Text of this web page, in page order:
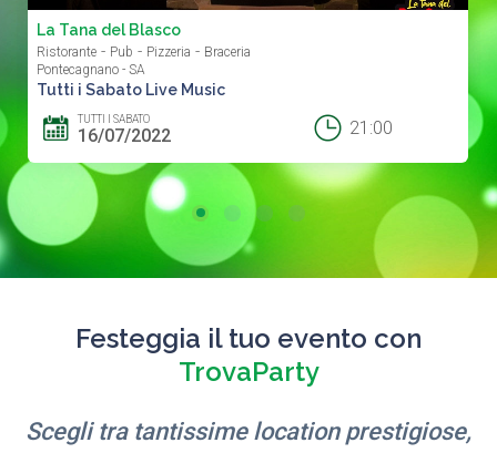
La Tana del Blasco
Ristorante - Pub - Pizzeria - Braceria
Pontecagnano - SA
Tutti i Sabato Live Music
TUTTI I SABATO
16/07/2022 21:00
Festeggia il tuo evento con
TrovaParty
Scegli tra tantissime location prestigiose,